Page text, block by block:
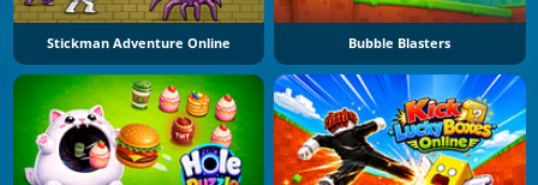
Stickman Adventure Online Bubble Blasters